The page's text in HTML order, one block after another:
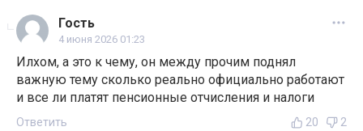
Гость
4 июня 2026 01:23
Илхом, а это к чему, он между прочим поднял
важную тему сколько реально официально работают
и все ли платят пенсионные отчисления и налоги
Ответить 20 2